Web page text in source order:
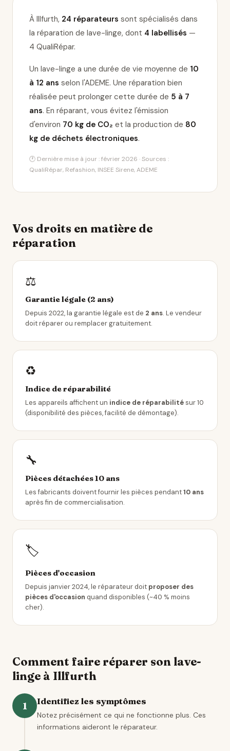
À Illfurth, 24 réparateurs sont spécialisés dans
la réparation de lave-linge, dont 4 labellisés —
4 QualiRépar.
Un lave-linge a une durée de vie moyenne de 10
à 12 ans selon l'ADEME. Une réparation bien
réalisée peut prolonger cette durée de 5 à 7
ans. En réparant, vous évitez l'émission
d'environ 70 kg de CO₂ et la production de 80
kg de déchets électroniques.
🕐 Dernière mise à jour : février 2026 · Sources :
QualiRépar, Refashion, INSEE Sirene, ADEME
Vos droits en matière de
réparation
⚖️
Garantie légale (2 ans)
Depuis 2022, la garantie légale est de 2 ans. Le vendeur
doit réparer ou remplacer gratuitement.
♻️
Indice de réparabilité
Les appareils affichent un indice de réparabilitésur 10
(disponibilité des pièces, facilité de démontage).
🔧
Pièces détachées 10 ans
Les fabricants doivent fournir les pièces pendant10 ans
après fin de commercialisation.
🏷️
Pièces d'occasion
Depuis janvier 2024, le réparateur doit proposer des
pièces d'occasion quand disponibles (~40 % moins
cher).
Comment faire réparer son lave-
linge à Illfurth
1 Identifiez les symptômes
Notez précisément ce qui ne fonctionne plus. Ces
informations aideront le réparateur.